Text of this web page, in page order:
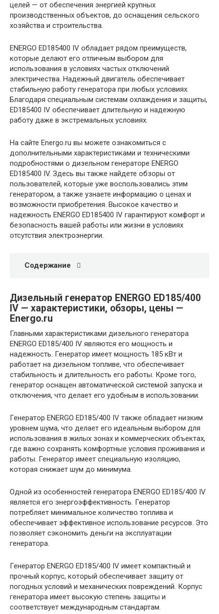
целей — от обеспечения энергией крупных
производственных объектов, до оснащения сельского
хозяйства и строительства.
ENERGO ED185400 IV обладает рядом преимуществ,
которые делают его отличным выбором для
использования в условиях частых отключений
электричества. Надежный двигатель обеспечивает
стабильную работу генератора при любых условиях.
Благодаря специальным системам охлаждения и защиты,
ED185400 IV обеспечивает длительную и надежную
работу даже в экстремальных условиях.
На сайте Energo.ru вы можете ознакомиться с
дополнительными характеристиками и техническими
подробностями о дизельном генераторе ENERGO
ED185400 IV. Здесь вы также найдете обзоры от
пользователей, которые уже воспользовались этим
генератором, а также узнаете информацию о ценах и
возможности приобретения. Высокое качество и
надежность ENERGO ED185400 IV гарантируют комфорт и
безопасность вашей работы или жизни в условиях
отсутствия электроэнергии.
Содержание
Дизельный генератор ENERGO ED185/400
IV — характеристики, обзоры, цены —
Energo.ru
Главными характеристиками дизельного генератора
ENERGO ED185/400 IV являются его мощность и
надежность. Генератор имеет мощность 185 кВт и
работает на дизельном топливе, что обеспечивает
стабильность и длительность его работы. Кроме того,
генератор оснащен автоматической системой запуска и
отключения, что делает его удобным в использовании.
Генератор ENERGO ED185/400 IV также обладает низким
уровнем шума, что делает его идеальным выбором для
использования в жилых зонах и коммерческих объектах,
где важно сохранять комфортные условия проживания и
работы. Генератор имеет специальную изоляцию,
которая снижает шум до минимума.
Одной из особенностей генератора ENERGO ED185/400 IV
является его энергоэффективность. Генератор
потребляет минимальное количество топлива и
обеспечивает эффективное использование ресурсов. Это
позволяет сэкономить деньги на эксплуатации
генератора.
Генератор ENERGO ED185/400 IV имеет компактный и
прочный корпус, который обеспечивает защиту от
погодных условий и механических повреждений. Корпус
генератора имеет высокую степень защиты и
соответствует международным стандартам.